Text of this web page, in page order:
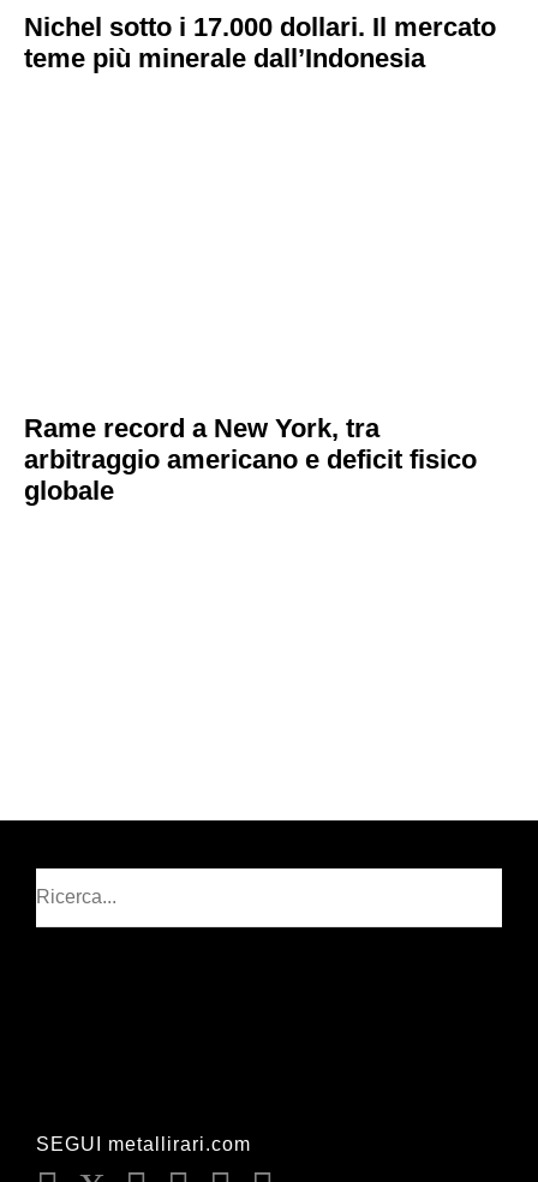
Nichel sotto i 17.000 dollari. Il mercato
teme più minerale dall’Indonesia
Rame record a New York, tra
arbitraggio americano e deficit fisico
globale
SEGUI metallirari.com